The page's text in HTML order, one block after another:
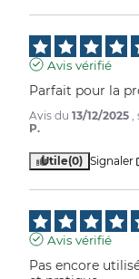
Avis vérifié
Parfait pour la
Avis du13/12/2025 ,
P.
Utile(0) Signaler
Avis vérifié
Pas encore